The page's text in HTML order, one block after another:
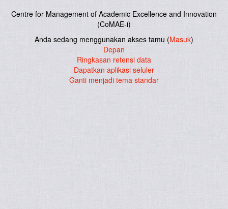
Centre for Management of Academic Excellence and Innovation
(CoMAE-i)
Anda sedang menggunakan akses tamu (Masuk)
Depan
Ringkasan retensi data
Dapatkan aplikasi seluler
Ganti menjadi tema standar